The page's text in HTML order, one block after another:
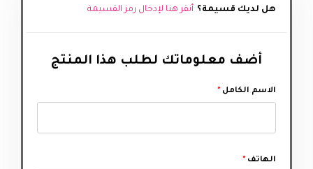
هل لديك قسيمة؟ أنقر هنا لإدخال رمز القسيمة
أضف معلوماتك لطلب هذا المنتج‬
الاسم الكامل *
الهاتف *